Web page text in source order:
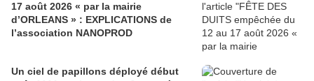
17 août 2026 « par la mairie
d’ORLEANS » : EXPLICATIONS de
l’association NANOPROD
Un ciel de papillons déployé début